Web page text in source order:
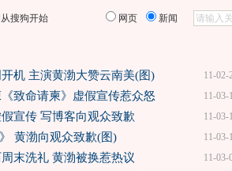
搜狗开始 网页 新闻
11-02-
开机 主演黄渤大赞云南美(图)
11-03-
致命请柬》虚假宣传惹众怒
11-03-
宣传 写博客向观众致歉
11-03-
黄渤向观众致歉(图)
11-03-
周末洗礼 黄渤被换惹热议